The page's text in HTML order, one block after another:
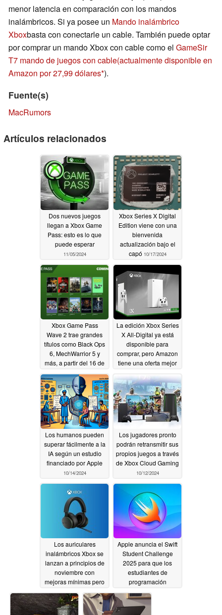
menor latencia en comparación con los mandos
inalámbricos. Si ya posee un Mando inalámbrico
Xboxbasta con conectarle un cable. También puede optar
por comprar un mando Xbox con cable como el GameSir
T7 mando de juegos con cable(actualmente disponible en
Amazon por 27,99 dólares ).
Fuente(s)
MacRumors
Artículos relacionados
Dos nuevos juegos
llegan a Xbox Game
Pass: esto es lo que
puede esperar
11/05/2024
Xbox Series X Digital
Edition viene con una
bienvenida
actualización bajo el
capó 10/17/2024
Xbox Game Pass
Wave 2 trae grandes
títulos como Black Ops
6, MechWarrior 5 y
más, a partir del 16 de
octubre10/16/2024
La edición Xbox Series
X All-Digital ya está
disponible para
comprar, pero Amazon
tiene una oferta mejor
10/15/2024
Los humanos pueden
superar fácilmente a la
IA según un estudio
financiado por Apple
10/14/2024
Los jugadores pronto
podrán retransmitir sus
propios juegos a través
de Xbox Cloud Gaming
10/12/2024
Los auriculares
inalámbricos Xbox se
lanzan a principios de
noviembre con
mejoras mínimas pero
a un precio más
elevado10/10/2024
Apple anuncia el Swift
Student Challenge
2025 para que los
estudiantes de
programación
muestren su ingenio
en aplicaciones para
ganar premios Apple